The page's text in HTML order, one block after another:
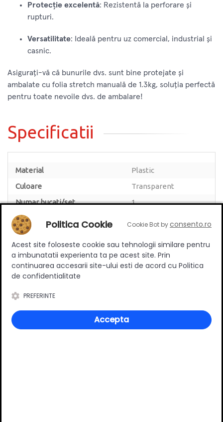
Protecție excelentă: Rezistentă la perforare și
rupturi.
Versatilitate: Ideală pentru uz comercial, industrial și
casnic.
Asigurați-vă că bunurile dvs. sunt bine protejate și
ambalate cu folia stretch manuală de 1.3kg, soluția perfectă
pentru toate nevoile dvs. de ambalare!
Specificatii
Material
Plastic
Culoare
Transparent
Numar bucati/set
1
Review-uri
Spune-ți părerea acordând o nota produsului
Politica Cookie Cookie Bot byconsento.ro
Acest site foloseste cookie sau tehnologii similare pentru
a imbunatatii experienta ta pe acest site. Prin
continuarea accesarii site-ului esti de acord cu Politica
de confidentialitate
PREFERINTE
Accepta